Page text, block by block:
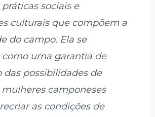
sociais e
culturais que compõem a
do campo. Ela se
como uma garantia de
das possibilidades de
camponeses
as condições de